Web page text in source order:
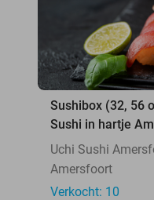
Sushibox (32, 56
Sushi in hartje
Uchi Sushi
Amersfoort
Verkocht: 10